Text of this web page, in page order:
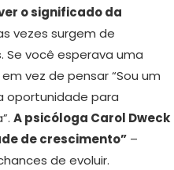
o significado da
vezes surgem de
você esperava uma
vez de pensar “Sou um
oportunidade para
A psicóloga Carol Dweck
de crescimento” –
de evoluir.